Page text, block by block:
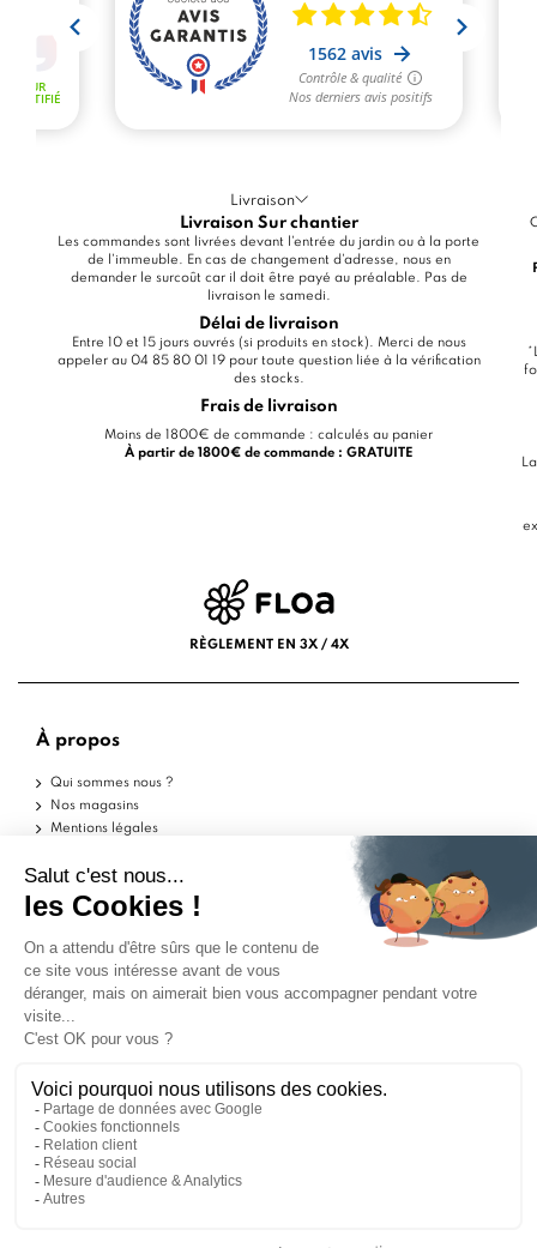
Livraison
Livraison Sur chantier
Les commandes sont livrées devant l'entrée du jardin ou à la porte
de l'immeuble. En cas de changement d'adresse, nous en
demander le surcoût car il doit être payé au préalable. Pas de
livraison le samedi.
Délai de livraison
Entre 10 et 15 jours ouvrés (si produits en stock). Merci de nous
appeler au 04 85 80 01 19 pour toute question liée à la vérification
des stocks.
Frais de livraison
Moins de 1800€ de commande : calculés au panier
À partir de 1800€ de commande : GRATUITE
RÈGLEMENT EN 3X / 4X
À propos
Qui sommes nous ?
Nos magasins
Mentions légales
Politique de confidentialité
Aide
Echantillons
Livraisons
Retours
FAQ
Contactez-nous
Marchand approuvé par la Société des Avis Garantis,
cliquez ici pour vérifier.
ILS PARLENT DE NOUS